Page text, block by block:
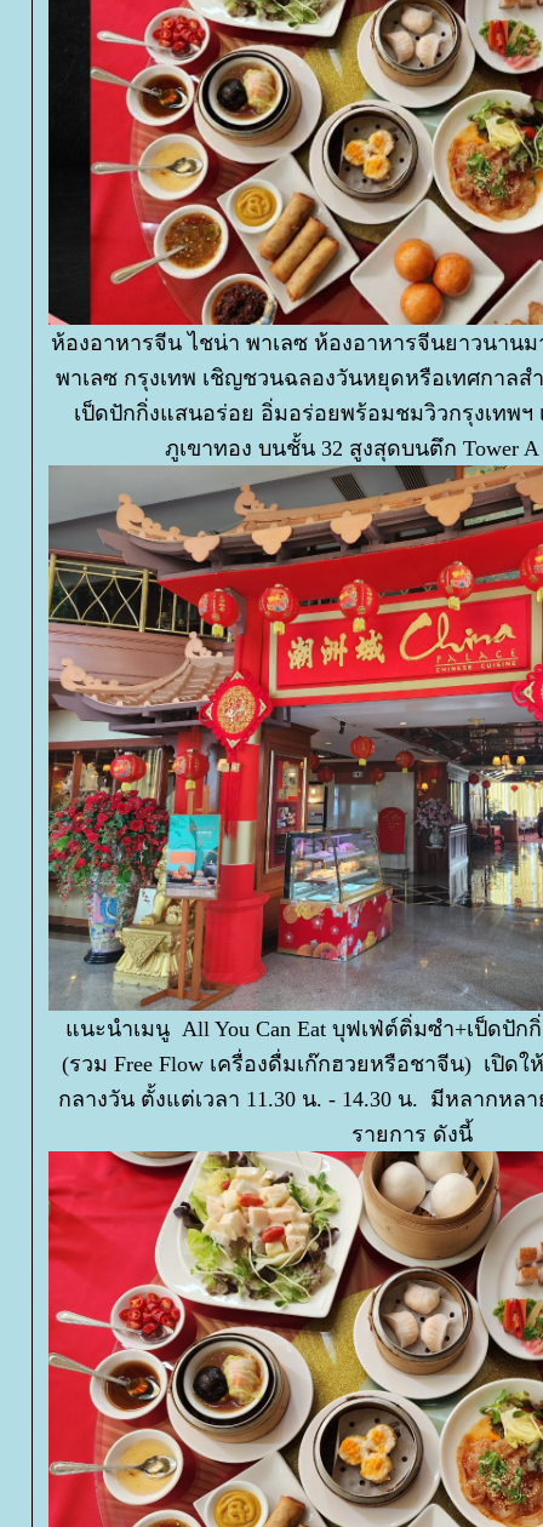
ห้องอาหารจีน ไชน่า พาเลซ ห้องอาหารจีนยาวนาน
พาเลซ กรุงเทพ เชิญชวนฉลองวันหยุดหรือเทศกาล
เป็ดปักกิ่งแสนอร่อย อิ่มอร่อยพร้อมชมวิวกรุงเทพฯ
ภูเขาทอง บนชั้น 32 สูงสุดบนตึก Tower
นะนำเมนู All You Can Eat บุฟเฟ่ต์ติ่มซำ+เป็ดปัก
(รวม Free Flow เครื่องดื่มเก๊กฮวยหรือชาจีน) เปิด
กลางวัน ตั้งแต่เวลา 11.30 น. - 14.30 น. มีหลากหล
รายการ ดังนี้